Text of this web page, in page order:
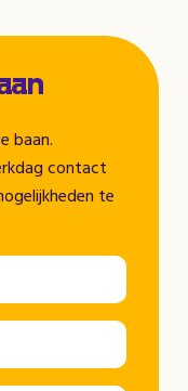
baan.
contact
te